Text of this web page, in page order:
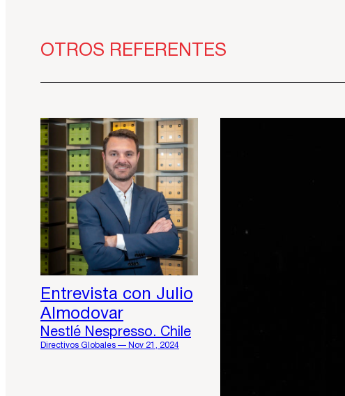
OTROS REFERENTES
Entrevista con Julio
Almodovar
Nestlé Nespresso. Chile
Directivos Globales — Nov 21, 2024